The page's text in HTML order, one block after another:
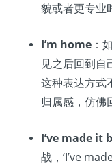
貌或者更专业
I’m home ：
见之后回到自
这种表达方式
归属感，仿佛
I’ve made it
战，‘I’ve